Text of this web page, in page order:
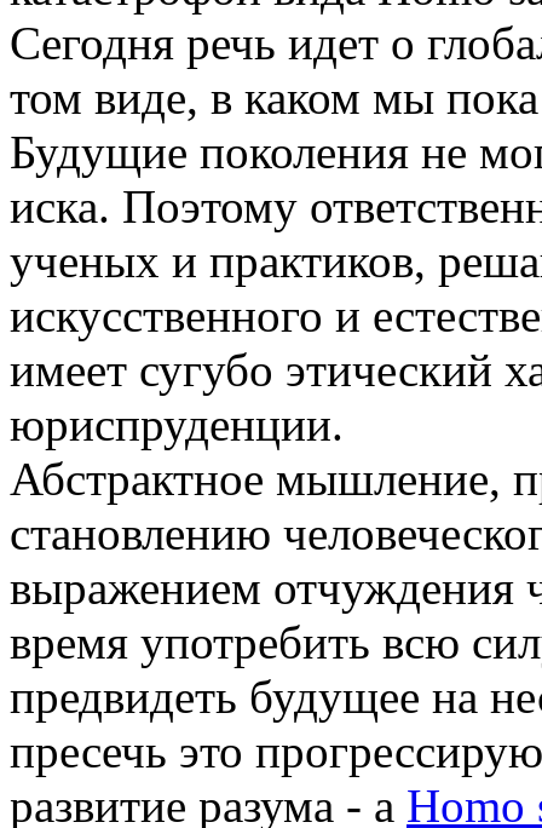
Сегодня речь идет о
том виде, в каком мы
Будущие поколения не
иска. Поэтому
ученых и практиков,
искусственного и
имеет сугубо этический
юриспруденции.
Абстрактное мышление,
становлению
выражением отчуждения
время употребить всю
предвидеть будущее на
пресечь это
развитие разума - a Homo